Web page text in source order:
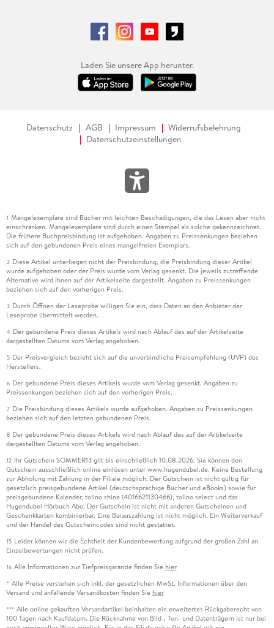
Laden Sie unsere App herunter.
Datenschutz AGB Impressum
Widerrufsbelehrung
Datenschutzeinstellungen
1 Mängelexemplare sind Bücher mit leichten Beschädigungen, die das Lesen aber nicht
einschränken. Mängelexemplare sind durch einen Stempel als solche gekennzeichnet.
Die frühere Buchpreisbindung ist aufgehoben. Angaben zu Preissenkungen beziehen
sich auf den gebundenen Preis eines mangelfreien Exemplars.
2 Diese Artikel unterliegen nicht der Preisbindung, die Preisbindung dieser Artikel
wurde aufgehoben oder der Preis wurde vom Verlag gesenkt. Die jeweils zutreffende
Alternative wird Ihnen auf der Artikelseite dargestellt. Angaben zu Preissenkungen
beziehen sich auf den vorherigen Preis.
3 Durch Öffnen der Leseprobe willigen Sie ein, dass Daten an den Anbieter der
Leseprobe übermittelt werden.
4 Der gebundene Preis dieses Artikels wird nach Ablauf des auf der Artikelseite
dargestellten Datums vom Verlag angehoben.
5 Der Preisvergleich bezieht sich auf die unverbindliche Preisempfehlung (UVP) des
Herstellers.
6 Der gebundene Preis dieses Artikels wurde vom Verlag gesenkt. Angaben zu
Preissenkungen beziehen sich auf den vorherigen Preis.
7 Die Preisbindung dieses Artikels wurde aufgehoben. Angaben zu Preissenkungen
beziehen sich auf den letzten gebundenen Preis.
8 Der gebundene Preis dieses Artikels wird nach Ablauf des auf der Artikelseite
dargestellten Datums vom Verlag angehoben.
12 Ihr Gutschein SOMMER13 gilt bis einschließlich 10.08.2026. Sie können den
Gutschein ausschließlich online einlösen unter www.hugendubel.de. Keine Bestellung
zur Abholung mit Zahlung in der Filiale möglich. Der Gutschein ist nicht gültig für
gesetzlich preisgebundene Artikel (deutschsprachige Bücher und eBooks) sowie für
preisgebundene Kalender, tolino shine (4016621130466), tolino select und das
Hugendubel Hörbuch Abo. Der Gutschein ist nicht mit anderen Gutscheinen und
Geschenkkarten kombinierbar. Eine Barauszahlung ist nicht möglich. Ein Weiterverkauf
und der Handel des Gutscheincodes sind nicht gestattet.
15 Leider können wir die Echtheit der Kundenbewertung aufgrund der großen Zahl an
Einzelbewertungen nicht prüfen.
16 Alle Informationen zur Tiefpreisgarantie finden Sie hier
* Alle Preise verstehen sich inkl. der gesetzlichen MwSt. Informationen über den
Versand und anfallende Versandkosten finden Sie hier
*** Alle online gekauften Versandartikel beinhalten ein erweitertes Rückgaberecht von
100 Tagen nach Kaufdatum. Die Rücknahme von Bild-, Ton- und Datenträgern ist nur bei